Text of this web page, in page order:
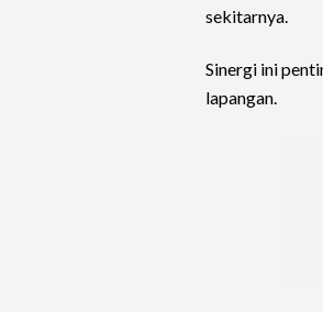
sekitarnya.
Sinergi ini
lapangan.